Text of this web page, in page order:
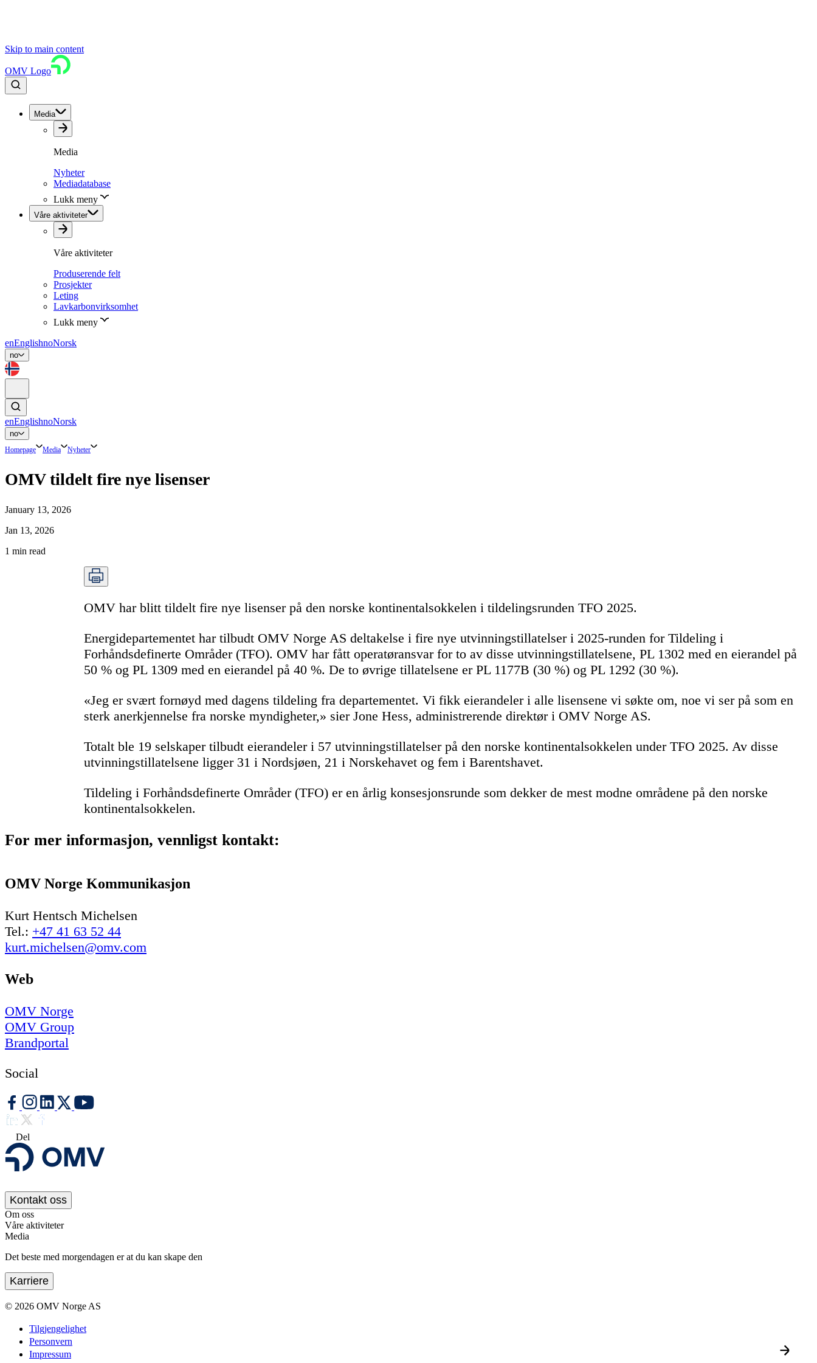
Skip to main content
OMV Logo
Media
Media
Nyheter
Mediadatabase
Lukk meny
Våre aktiviteter
Våre aktiviteter
Produserende felt
Prosjekter
Leting
Lavkarbonvirksomhet
Lukk meny
enEnglishnoNorsk
no
enEnglishnoNorsk
no
Homepage Media Nyheter
OMV tildelt fire nye lisenser
January 13, 2026
Jan 13, 2026
1 min read
OMV har blitt tildelt fire nye lisenser på den norske kontinentalsokkelen i tildelingsrunden TFO 2025.
Energidepartementet har tilbudt OMV Norge AS deltakelse i fire nye utvinningstillatelser i 2025-runden for Tildeling i
Forhåndsdefinerte Områder (TFO). OMV har fått operatøransvar for to av disse utvinningstillatelsene, PL 1302 med en eierandel på
50 % og PL 1309 med en eierandel på 40 %. De to øvrige tillatelsene er PL 1177B (30 %) og PL 1292 (30 %).
«Jeg er svært fornøyd med dagens tildeling fra departementet. Vi fikk eierandeler i alle lisensene vi søkte om, noe vi ser på som en
sterk anerkjennelse fra norske myndigheter,» sier Jone Hess, administrerende direktør i OMV Norge AS.
Totalt ble 19 selskaper tilbudt eierandeler i 57 utvinningstillatelser på den norske kontinentalsokkelen under TFO 2025. Av disse
utvinningstillatelsene ligger 31 i Nordsjøen, 21 i Norskehavet og fem i Barentshavet.
Tildeling i Forhåndsdefinerte Områder (TFO) er en årlig konsesjonsrunde som dekker de mest modne områdene på den norske
kontinentalsokkelen.
For mer informasjon, vennligst kontakt:
OMV Norge Kommunikasjon
Kurt Hentsch Michelsen
Tel.: +47 41 63 52 44
kurt.michelsen@omv.com
Web
OMV Norge
OMV Group
Brandportal
Social
Del
Kontakt oss
Om oss
Våre aktiviteter
Media
Det beste med morgendagen er at du kan skape den
Karriere
© 2026 OMV Norge AS
Tilgjengelighet
Personvern
Impressum